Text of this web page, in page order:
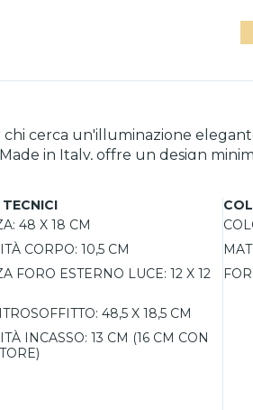
cerca un'illuminazione
in Italy, offre un design
e raffinato. Grazie alla temperatura di colore
un’illuminazione uniforme e
per l’installazione su muratura
integrazione in qualsiasi
illuminazione durevole ed
48 X 18 CM
CORPO: 10,5 CM
FORO ESTERNO LUCE: 12 X 12
48,5 X 18,5 CM
INCASSO: 13 CM (16 CM CON